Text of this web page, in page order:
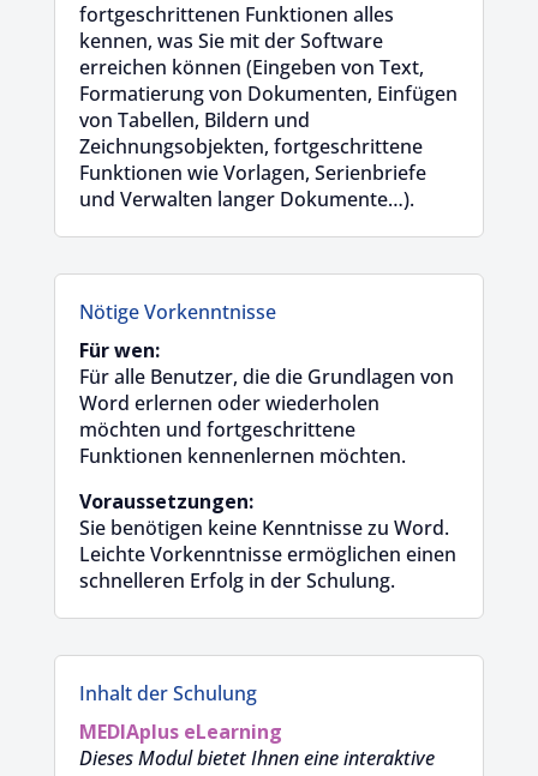
fortgeschrittenen Funktionen alles
kennen, was Sie mit der Software
erreichen können (Eingeben von Text,
Formatierung von Dokumenten, Einfügen
von Tabellen, Bildern und
Zeichnungsobjekten, fortgeschrittene
Funktionen wie Vorlagen, Serienbriefe
und Verwalten langer Dokumente…).
Nötige Vorkenntnisse
Für wen:
Für alle Benutzer, die die Grundlagen von
Word erlernen oder wiederholen
möchten und fortgeschrittene
Funktionen kennenlernen möchten.
Voraussetzungen:
Sie benötigen keine Kenntnisse zu Word.
Leichte Vorkenntnisse ermöglichen einen
schnelleren Erfolg in der Schulung.
Inhalt der Schulung
MEDIAplus eLearning
Dieses Modul bietet Ihnen eine interaktive